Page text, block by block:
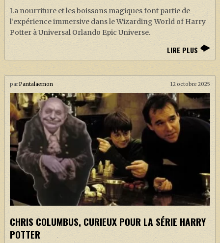
La nourriture et les boissons magiques font partie de
l’expérience immersive dans le Wizarding World of Harry
Potter à Universal Orlando Epic Universe.
LIRE PLUS
parPantalaemon 12 octobre 2025
CHRIS COLUMBUS, CURIEUX POUR LA SÉRIE HARRY
POTTER